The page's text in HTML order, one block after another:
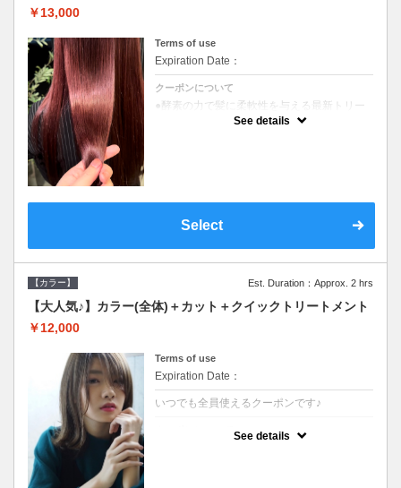
￥13,000
Terms of use
Expiration Date：
クーポンについて
●酵素の力で髪に柔軟性を与える最新トリー
トメント●ＳＢ込●長さ料金あり《こちらのク
See details
Select
【カラー】 Est. Duration：Approx. 2 hrs
【大人気♪】カラー(全体)＋カット＋クイックトリートメント
￥12,000
Terms of use
Expiration Date：
いつでも全員使えるクーポンです♪
See details